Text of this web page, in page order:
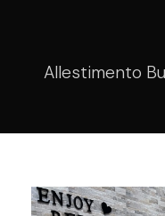
Allestimento